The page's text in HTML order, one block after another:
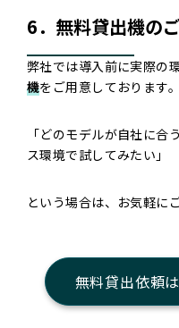
6．無料貸出機の
弊社では導入前に実際の
機をご用意しております。
「どのモデルが自社に合
ス環境で試してみたい」
という場合は、お気軽に
無料貸出依頼